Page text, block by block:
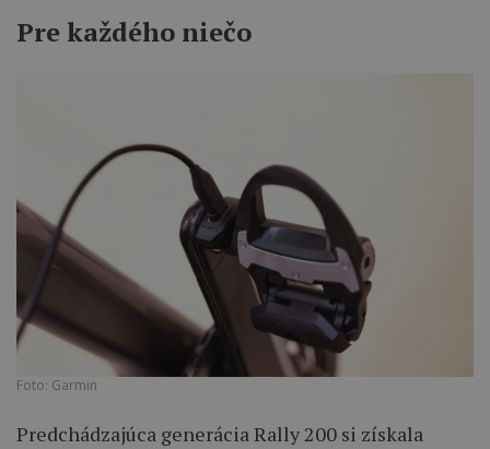
Pre každého niečo
Foto: Garmin
Predchádzajúca generácia Rally 200 si získala